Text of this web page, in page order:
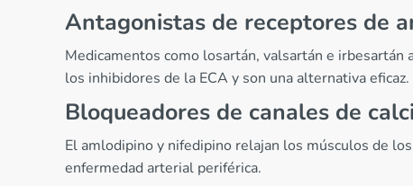
Antagonistas de receptores de
Medicamentos como losartán, valsartán e
los inhibidores de la ECA y son una alternativa eficaz.
Bloqueadores de canales de
El amlodipino y nifedipino relajan los músculos de
enfermedad arterial periférica.